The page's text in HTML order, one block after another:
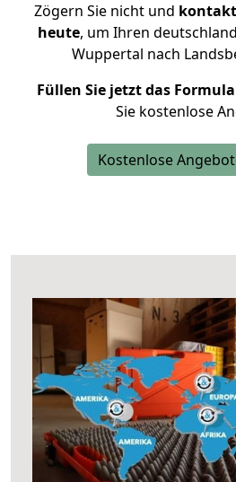
Zögern Sie nicht und
heute, um Ihren
Wuppertal nach
Füllen Sie jetzt das
Sie kostenlose
Kostenlose